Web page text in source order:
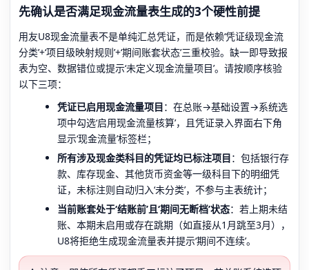
先确认是否满足现金流量表生成的3个硬性前提
用友U8现金流量表不是单纯汇总凭证，而是依赖‘凭证级现金流
分类’+‘项目级映射规则’+‘期间账套状态’三重校验。缺一即导致报
表为空、数据错位或提示‘未定义现金流量项目’。请按顺序核验
以下三项：
凭证已启用现金流量项目：在总账→基础设置→系统选
项中勾选‘启用现金流量核算’，且凭证录入界面右下角
显示‘现金流量’标签栏；
所有涉及现金类科目的凭证均已标注项目：包括银行存
款、库存现金、其他货币资金等一级科目下的明细凭
证，未标注则自动归入‘未分类’，不参与主表统计；
当前账套处于‘结账前’且‘期间无断档’状态：若上期未结
账、本期未启用或存在跳期（如直接从1月跳至3月），
U8将拒绝生成现金流量表并提示‘期间不连续’。